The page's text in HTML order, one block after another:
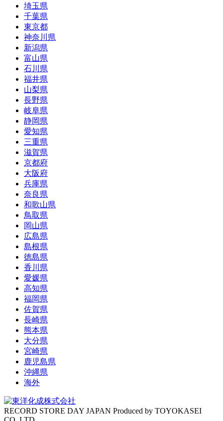
埼玉県
千葉県
東京都
神奈川県
新潟県
富山県
石川県
福井県
山梨県
長野県
岐阜県
静岡県
愛知県
三重県
滋賀県
京都府
大阪府
兵庫県
奈良県
和歌山県
鳥取県
岡山県
広島県
島根県
徳島県
香川県
愛媛県
高知県
福岡県
佐賀県
長崎県
熊本県
大分県
宮崎県
鹿児島県
沖縄県
海外
RECORD STORE DAY JAPAN Produced by TOYOKASEI